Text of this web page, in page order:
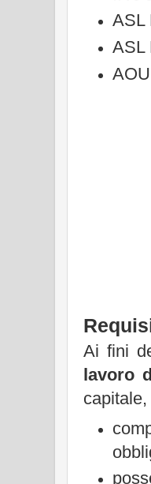
ASL
ASL
Ai fini
lavoro